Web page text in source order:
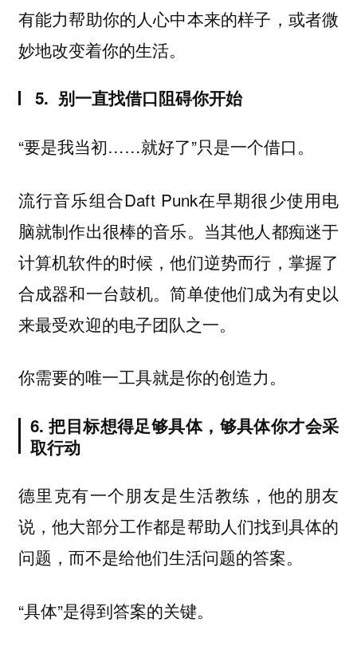
有能力帮助你的人心中本来的样子，或者微
妙地改变着你的生活。
5. 别一直找借口阻碍你开始
“要是我当初……就好了”只是一个借口。
流行音乐组合Daft Punk在早期很少使用电
脑就制作出很棒的音乐。当其他人都痴迷于
计算机软件的时候，他们逆势而行，掌握了
合成器和一台鼓机。简单使他们成为有史以
来最受欢迎的电子团队之一。
你需要的唯一工具就是你的创造力。
6. 把目标想得足够具体，够具体你才会采
取行动
德里克有一个朋友是生活教练，他的朋友
说，他大部分工作都是帮助人们找到具体的
问题，而不是给他们生活问题的答案。
“具体”是得到答案的关键。